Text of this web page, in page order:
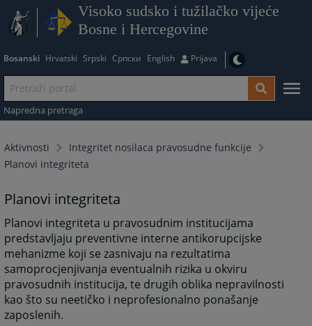
Visoko sudsko i tužilačko vijeće
Bosne i Hercegovine
Bosanski Hrvatski Srpski Српски English Prijava
Napredna pretraga
Aktivnosti
Integritet nosilaca pravosudne funkcije
Planovi integriteta
Planovi integriteta
Planovi integriteta u pravosudnim institucijama
predstavljaju preventivne interne antikorupcijske
mehanizme koji se zasnivaju na rezultatima
samoprocjenjivanja eventualnih rizika u okviru
pravosudnih institucija, te drugih oblika nepravilnosti
kao što su neetičko i neprofesionalno ponašanje
zaposlenih.